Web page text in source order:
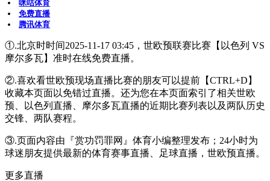
咪咕体育
免费直播
腾讯体育
①.北京时时间2025-11-17 03:45，世欧预联赛比赛【以色列 VS
摩尔多瓦】准时在线免费直播。
②.喜欢看世欧预现场直播比赛的朋友可以提前【CTRL+D】
收藏本页面以免错过直播。还为您在本页面索引了相关世欧
预、以色列直播、摩尔多瓦直播的近期比赛列表以及两队历史
交锋、两队赛程。
③.页面内容由『赏功罚罪网』体育小编整理发布；24小时为
球迷朋友提供最新的体育赛事直播、足球直播，世欧预直播。
更多直播